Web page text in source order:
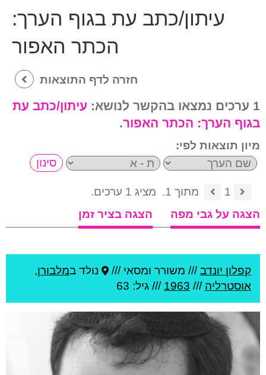
עיתון/כתב עת בגוף הערך:
הכתר האפור
חזרה לדף התוצאות
1 ערכים נמצאו בהקשר לנושא:
עיתון/כתב עת
בגוף הערך: הכתר האפור.
מיון תוצאות לפי:
1 מתוך 1.
מציג 1 ערכים.
הצגה על גבי מפה
הצגה בציר זמן
קפלון יונדב/// משורר ומסאי /// נולד במלבורן,
אוסטרליה ///
1963 /// גיל: 63